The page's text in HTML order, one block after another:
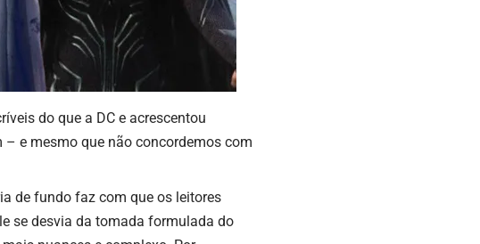
do que a DC e acrescentou
e mesmo que não concordemos com
de fundo faz com que os leitores
se desvia da tomada formulada do